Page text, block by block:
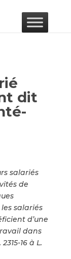
dit
salariés
de
les salariés
d’une
dans
16 à L.